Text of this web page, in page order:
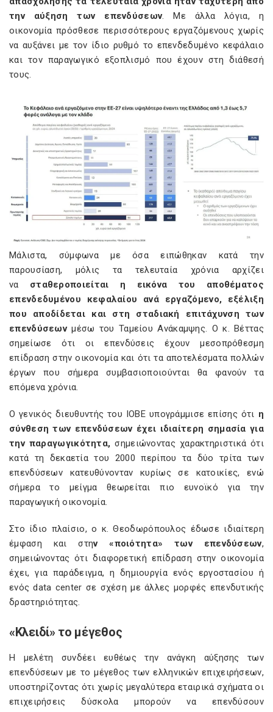
την αύξηση των επενδύσεων. Με άλλα λόγια, η
οικονομία πρόσθεσε περισσότερους εργαζόμενους χωρίς
να αυξάνει με τον ίδιο ρυθμό το επενδεδυμένο κεφάλαιο
και τον παραγωγικό εξοπλισμό που έχουν στη διάθεσή
τους.
Μάλιστα, σύμφωνα με όσα ειπώθηκαν κατά την
παρουσίαση, μόλις τα τελευταία χρόνια αρχίζει
να σταθεροποιείται η εικόνα του αποθέματος
επενδεδυμένου κεφαλαίου ανά εργαζόμενο, εξέλιξη
που αποδίδεται και στη σταδιακή επιτάχυνση των
επενδύσεωνμέσω του Ταμείου Ανάκαμψης. Ο κ. Βέττας
σημείωσε ότι οι επενδύσεις έχουν μεσοπρόθεσμη
επίδραση στην οικονομία και ότι τα αποτελέσματα πολλών
έργων που σήμερα συμβασιοποιούνται θα φανούν τα
επόμενα χρόνια.
Ο γενικός διευθυντής του ΙΟΒΕ υπογράμμισε επίσης ότι η
σύνθεση των επενδύσεων έχει ιδιαίτερη σημασία για
την παραγωγικότητα, σημειώνοντας χαρακτηριστικά ότι
κατά τη δεκαετία του 2000 περίπου τα δύο τρίτα των
επενδύσεων κατευθύνονταν κυρίως σε κατοικίες, ενώ
σήμερα το μείγμα θεωρείται πιο ευνοϊκό για την
παραγωγική οικονομία.
Στο ίδιο πλαίσιο, ο κ. Θεοδωρόπουλος έδωσε ιδιαίτερη
έμφαση και στην «ποιότητα» των επενδύσεων,
σημειώνοντας ότι διαφορετική επίδραση στην οικονομία
έχει, για παράδειγμα, η δημιουργία ενός εργοστασίου ή
ενός data center σε σχέση με άλλες μορφές επενδυτικής
δραστηριότητας.
«Κλειδί» το μέγεθος
Η μελέτη συνδέει ευθέως την ανάγκη αύξησης των
επενδύσεων με το μέγεθος των ελληνικών επιχειρήσεων,
υποστηρίζοντας ότι χωρίς μεγαλύτερα εταιρικά σχήματα οι
επιχειρήσεις δύσκολα μπορούν να επενδύσουν